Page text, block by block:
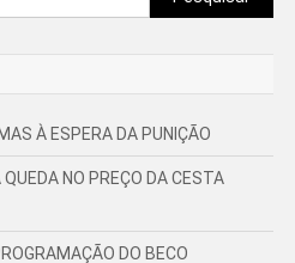
por:
À ESPERA DA PUNIÇÃO
NO PREÇO DA CESTA
DO BECO